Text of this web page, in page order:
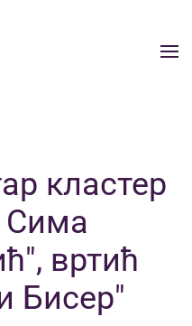
кластер
вртић
Бисер"